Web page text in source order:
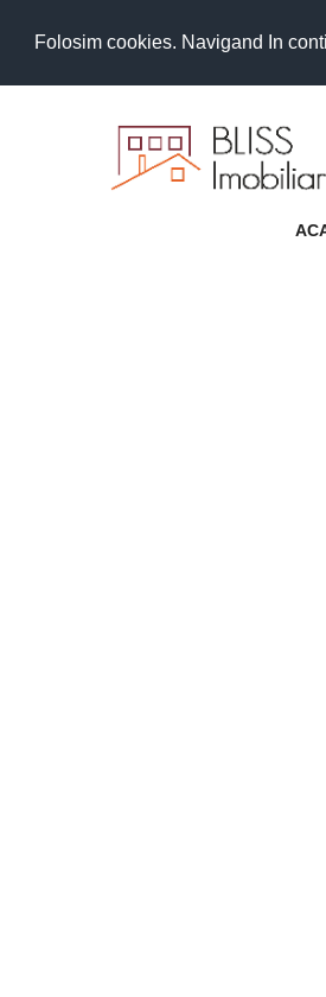
Folosim cookies. Navigand In